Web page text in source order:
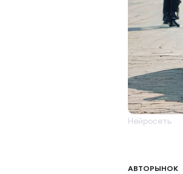
Нейросеть
АВТОРЫНОК